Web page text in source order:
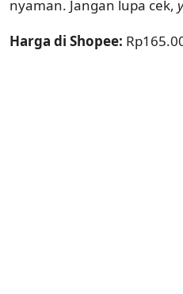
nyaman. Jangan lupa cek,
Harga di Shopee: